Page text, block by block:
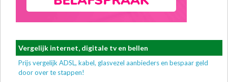
Vergelijk internet, digitale tv en bellen
Prijs vergelijk ADSL, kabel, glasvezel aanbieders en bespaar geld
door over te stappen!